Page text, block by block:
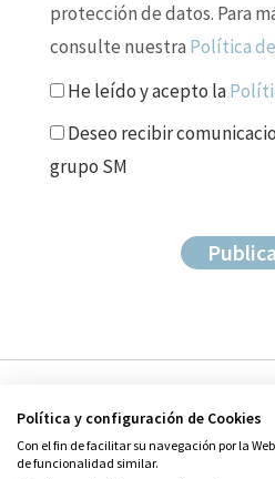
protección de datos. Para
consulte nuestra Política
He leído y acepto la
Deseo recibir
grupo SM
Política y configuración de Cookies
Con el fin de facilitar su navegación por la
de funcionalidad similar.